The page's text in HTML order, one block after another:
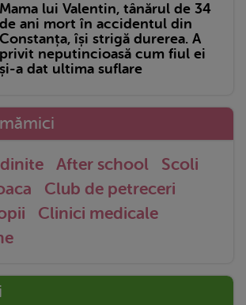
Mama lui Valentin, tânărul de 34
de ani mort în accidentul din
Constanța, își strigă durerea. A
privit neputincioasă cum fiul ei
și-a dat ultima suflare
After school
Scoli
Club de petreceri
Clinici medicale